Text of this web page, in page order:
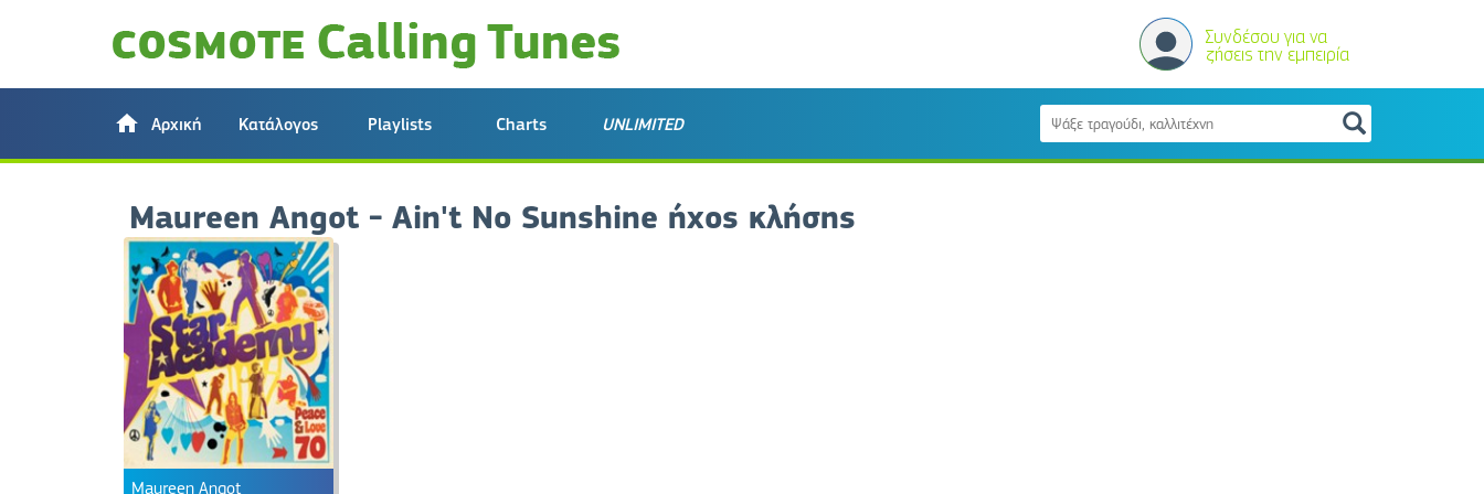
Συνδέσου για να
ζήσεις την εμπειρία
Αρχική Κατάλογος Playlists Charts UNLIMITED
Maureen Angot - Ain't No Sunshine ήχος κλήσης
Maureen Angot